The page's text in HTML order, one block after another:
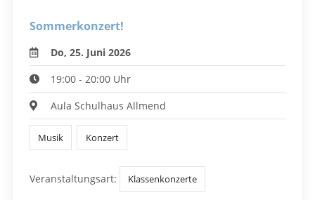
Sommerkonzert!
Do, 25. Juni 2026
19:00 - 20:00 Uhr
Aula Schulhaus Allmend
Musik Konzert
Veranstaltungsart: Klassenkonzerte